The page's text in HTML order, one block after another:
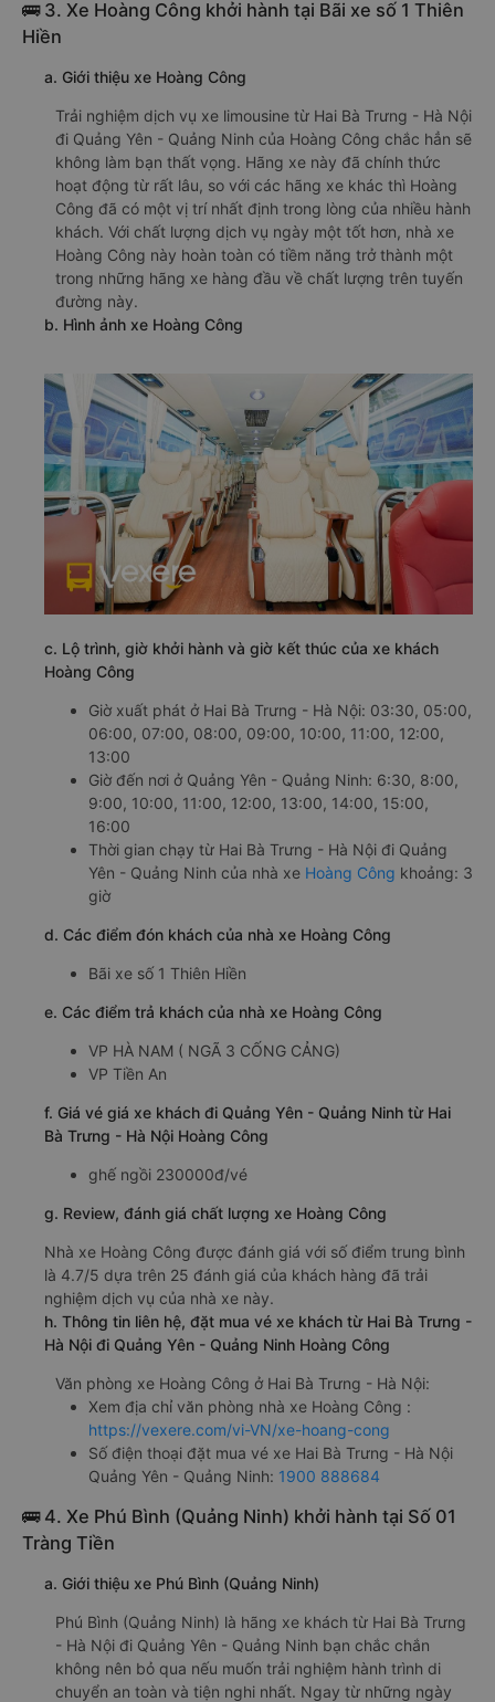
🚌 3. Xe Hoàng Công khởi hành tại Bãi xe số 1 Thiên
Hiền
a. Giới thiệu xe Hoàng Công
Trải nghiệm dịch vụ xe limousine từ Hai Bà Trưng - Hà Nội
đi Quảng Yên - Quảng Ninh của Hoàng Công chắc hẳn sẽ
không làm bạn thất vọng. Hãng xe này đã chính thức
hoạt động từ rất lâu, so với các hãng xe khác thì Hoàng
Công đã có một vị trí nhất định trong lòng của nhiều hành
khách. Với chất lượng dịch vụ ngày một tốt hơn, nhà xe
Hoàng Công này hoàn toàn có tiềm năng trở thành một
trong những hãng xe hàng đầu về chất lượng trên tuyến
đường này.
b. Hình ảnh xe Hoàng Công
c. Lộ trình, giờ khởi hành và giờ kết thúc của xe khách
Hoàng Công
Giờ xuất phát ở Hai Bà Trưng - Hà Nội: 03:30, 05:00,
06:00, 07:00, 08:00, 09:00, 10:00, 11:00, 12:00,
13:00
Giờ đến nơi ở Quảng Yên - Quảng Ninh: 6:30, 8:00,
9:00, 10:00, 11:00, 12:00, 13:00, 14:00, 15:00,
16:00
Thời gian chạy từ Hai Bà Trưng - Hà Nội đi Quảng
Yên - Quảng Ninh của nhà xe Hoàng Công khoảng: 3
giờ
d. Các điểm đón khách của nhà xe Hoàng Công
Bãi xe số 1 Thiên Hiền
e. Các điểm trả khách của nhà xe Hoàng Công
VP HÀ NAM ( NGÃ 3 CỐNG CẢNG)
VP Tiền An
f. Giá vé giá xe khách đi Quảng Yên - Quảng Ninh từ Hai
Bà Trưng - Hà Nội Hoàng Công
ghế ngồi 230000đ/vé
g. Review, đánh giá chất lượng xe Hoàng Công
Nhà xe Hoàng Công được đánh giá với số điểm trung bình
là 4.7/5 dựa trên 25 đánh giá của khách hàng đã trải
nghiệm dịch vụ của nhà xe này.
h. Thông tin liên hệ, đặt mua vé xe khách từ Hai Bà Trưng -
Hà Nội đi Quảng Yên - Quảng Ninh Hoàng Công
Văn phòng xe Hoàng Công ở Hai Bà Trưng - Hà Nội:
Xem địa chỉ văn phòng nhà xe Hoàng Công :
https://vexere.com/vi-VN/xe-hoang-cong
Số điện thoại đặt mua vé xe Hai Bà Trưng - Hà Nội
Quảng Yên - Quảng Ninh: 1900 888684
🚌 4. Xe Phú Bình (Quảng Ninh) khởi hành tại Số 01
Tràng Tiền
a. Giới thiệu xe Phú Bình (Quảng Ninh)
Phú Bình (Quảng Ninh) là hãng xe khách từ Hai Bà Trưng
- Hà Nội đi Quảng Yên - Quảng Ninh bạn chắc chắn
không nên bỏ qua nếu muốn trải nghiệm hành trình di
chuyển an toàn và tiện nghi nhất. Ngay từ những ngày